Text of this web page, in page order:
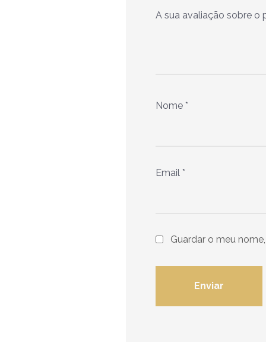
A sua avaliação sobre o
Nome *
Email *
Guardar o meu